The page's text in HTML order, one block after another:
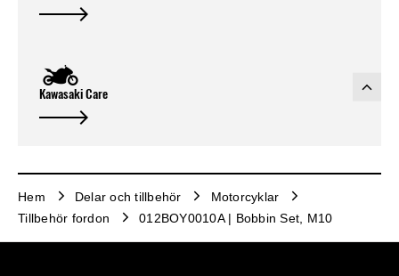
Kawasaki Care
Hem Delar och tillbehör
Motorcyklar
Tillbehör fordon
012BOY0010A | Bobbin Set, M10